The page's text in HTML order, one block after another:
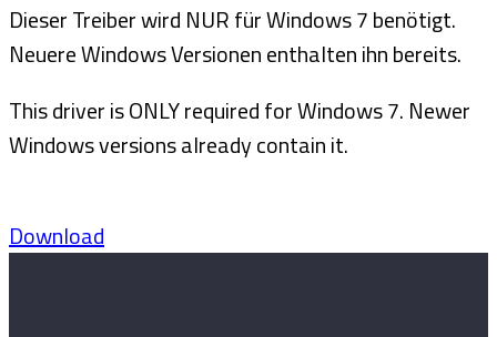
Dieser Treiber wird NUR für Windows 7 benötigt.
Neuere Windows Versionen enthalten ihn bereits.
This driver is ONLY required for Windows 7. Newer
Windows versions already contain it.
Download